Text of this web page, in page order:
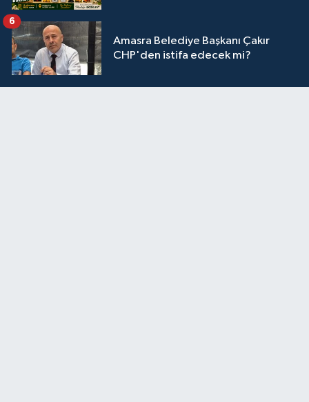
Amasra Belediye Başkanı Çakır
CHP'den istifa edecek mi?
6